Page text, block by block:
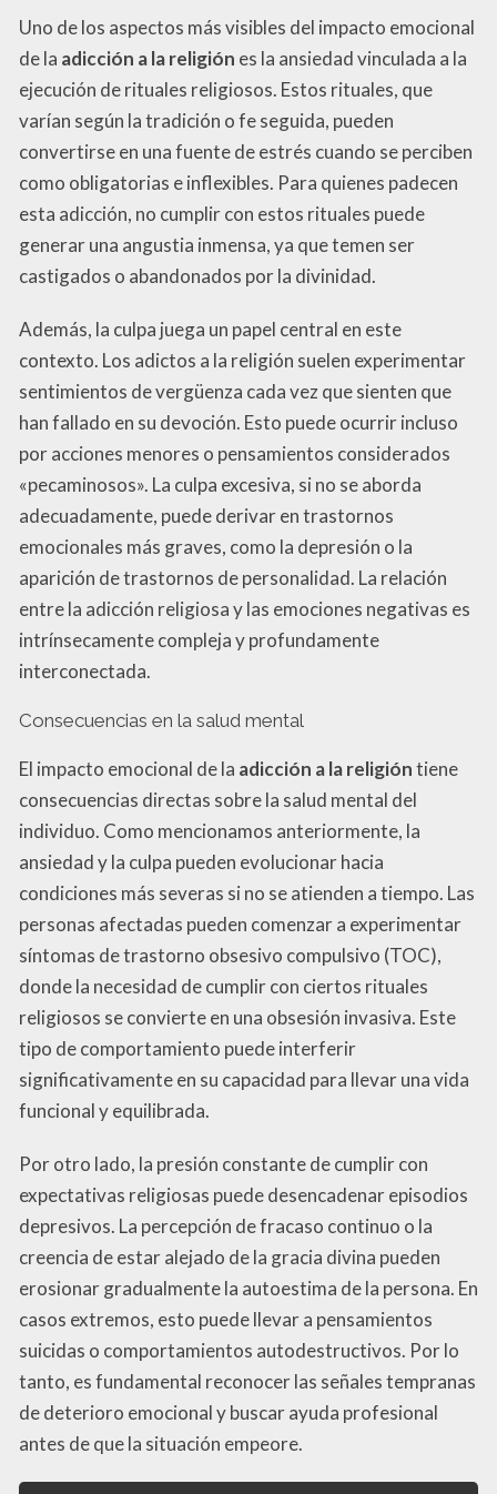
Uno de los aspectos más visibles del impacto emocional
de la adicción a la religión es la ansiedad vinculada a la
ejecución de rituales religiosos. Estos rituales, que
varían según la tradición o fe seguida, pueden
convertirse en una fuente de estrés cuando se perciben
como obligatorias e inflexibles. Para quienes padecen
esta adicción, no cumplir con estos rituales puede
generar una angustia inmensa, ya que temen ser
castigados o abandonados por la divinidad.
Además, la culpa juega un papel central en este
contexto. Los adictos a la religión suelen experimentar
sentimientos de vergüenza cada vez que sienten que
han fallado en su devoción. Esto puede ocurrir incluso
por acciones menores o pensamientos considerados
«pecaminosos». La culpa excesiva, si no se aborda
adecuadamente, puede derivar en trastornos
emocionales más graves, como la depresión o la
aparición de trastornos de personalidad. La relación
entre la adicción religiosa y las emociones negativas es
intrínsecamente compleja y profundamente
interconectada.
Consecuencias en la salud mental
El impacto emocional de la adicción a la religióntiene
consecuencias directas sobre la salud mental del
individuo. Como mencionamos anteriormente, la
ansiedad y la culpa pueden evolucionar hacia
condiciones más severas si no se atienden a tiempo. Las
personas afectadas pueden comenzar a experimentar
síntomas de trastorno obsesivo compulsivo (TOC),
donde la necesidad de cumplir con ciertos rituales
religiosos se convierte en una obsesión invasiva. Este
tipo de comportamiento puede interferir
significativamente en su capacidad para llevar una vida
funcional y equilibrada.
Por otro lado, la presión constante de cumplir con
expectativas religiosas puede desencadenar episodios
depresivos. La percepción de fracaso continuo o la
creencia de estar alejado de la gracia divina pueden
erosionar gradualmente la autoestima de la persona. En
casos extremos, esto puede llevar a pensamientos
suicidas o comportamientos autodestructivos. Por lo
tanto, es fundamental reconocer las señales tempranas
de deterioro emocional y buscar ayuda profesional
antes de que la situación empeore.